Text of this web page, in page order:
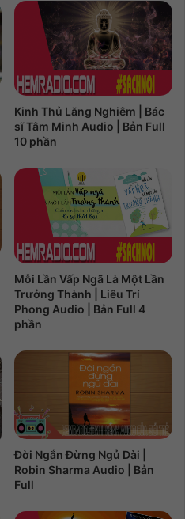
Kinh Thủ Lăng Nghiêm | Bác
sĩ Tâm Minh Audio | Bản Full
10 phần
Mỗi Lần Vấp Ngã Là Một Lần
Trưởng Thành | Liêu Trí
Phong Audio | Bản Full 4
phần
Đời Ngắn Đừng Ngủ Dài |
Robin Sharma Audio | Bản
Full